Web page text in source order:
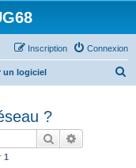
Connexion
Inscription
un logiciel
?
Rechercher
1